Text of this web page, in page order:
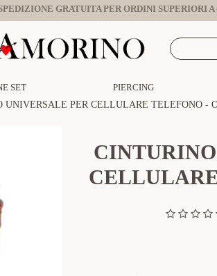
GRATUITA PER ORDINI SUPERIORI A
SET PIERCING
UNIVERSALE PER CELLULARE TELEFONO -